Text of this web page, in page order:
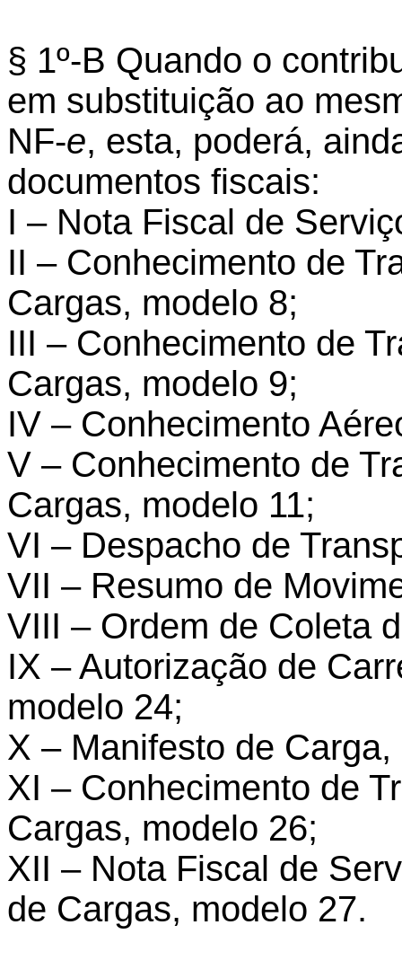
§ 1º-B Quando o
em substituição ao
NF-e, esta, poderá,
documentos fiscais:
I – Nota Fiscal de
II – Conhecimento de
Cargas, modelo 8;
III – Conhecimento de
Cargas, modelo 9;
IV – Conhecimento
V – Conhecimento de
Cargas, modelo 11;
VI – Despacho de
VII – Resumo de
VIII – Ordem de Coleta
IX – Autorização de
modelo 24;
X – Manifesto de
XI – Conhecimento de
Cargas, modelo 26;
XII – Nota Fiscal de
de Cargas, modelo 27.